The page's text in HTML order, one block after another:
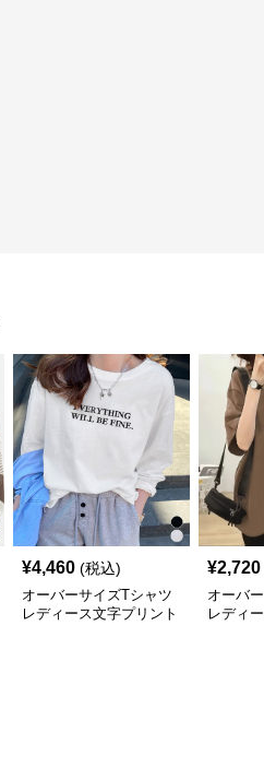
¥4,460 (税込)
オーバーサイズTシャツ
レディース文字プリント
¥2,720
オーバ
レディ